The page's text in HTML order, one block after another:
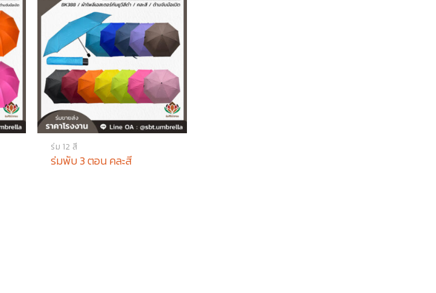
ร่ม 12 สี
ร่มพับ 3 ตอน คละสี